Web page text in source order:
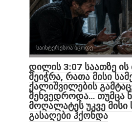
საინტერესოა იცოდე
დილის 3:07 საათზე
შეიჭრა, რათა მისი
ქალიშვილების
შეხვედროდა… თუმცა
მოღალატეს უკვე მისი
გასაღები ჰქონდა